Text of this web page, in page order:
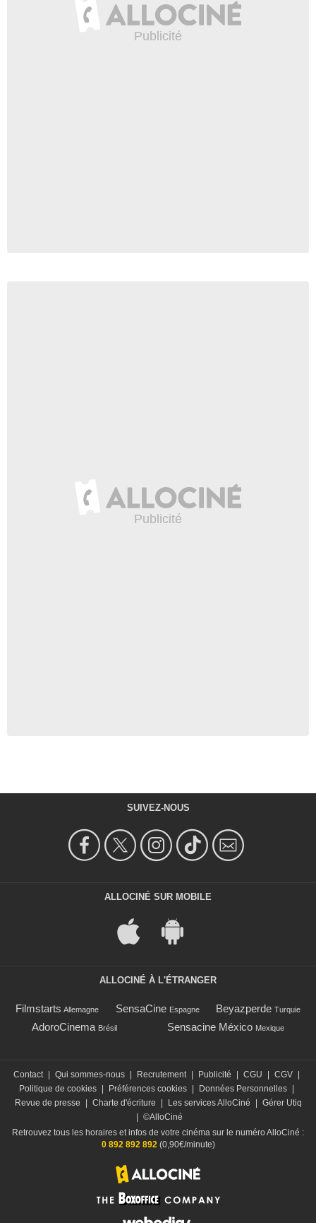
SUIVEZ-NOUS
ALLOCINÉ SUR MOBILE
ALLOCINÉ À L'ÉTRANGER
Filmstarts Allemagne SensaCine Espagne Beyazperde Turquie
AdoroCinema Brésil Sensacine México Mexique
Contact Qui sommes-nous Recrutement Publicité CGU CGV
Politique de cookies
Préférences cookies Données Personnelles
Revue de presse
Charte d'écriture Les services AlloCiné
Gérer Utiq
©AlloCiné
Retrouvez tous les horaires et infos de votre cinéma sur le numéro AlloCiné :
0 892 892 892(0,90€/minute)